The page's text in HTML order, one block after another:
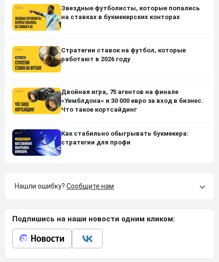
Звездные футболисты, которые попались
на ставках в букмекерских конторах
Стратегии ставок на футбол, которые
работают в 2026 году
Двойная игра, 75 агентов на финале
«Уимблдона» и 30 000 евро за вход в бизнес.
Что такое кортсайдинг
Как стабильно обыгрывать букмекера:
стратегии для профи
Нашли ошибку? Сообщите нам
Подпишись на наши новости одним кликом: